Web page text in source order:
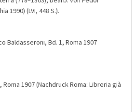
1990) (LVI, 448 S.).
Baldasseroni, Bd. 1, Roma 1907
1907 (Nachdruck Roma: Libreria già